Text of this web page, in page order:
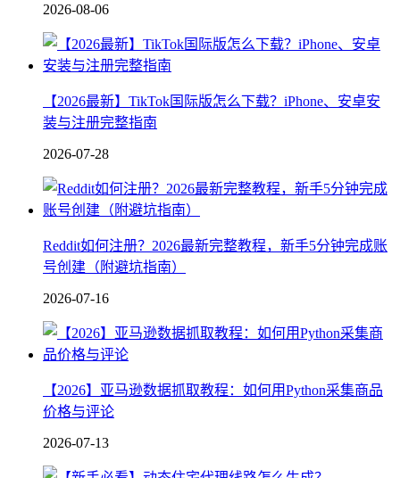
2026-08-06
【2026最新】TikTok国际版怎么下载？iPhone、安卓安
装与注册完整指南
2026-07-28
Reddit如何注册？2026最新完整教程，新手5分钟完成账
号创建（附避坑指南）
2026-07-16
【2026】亚马逊数据抓取教程：如何用Python采集商品
价格与评论
2026-07-13